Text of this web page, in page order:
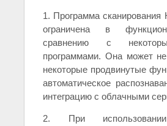
1. Программа
ограничена в
сравнению с
программами. Она может
некоторые продвинутые
автоматическое
интеграцию с облачными
2. При